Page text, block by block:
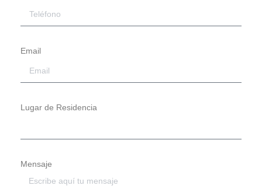
Email
Lugar de Residencia
Mensaje